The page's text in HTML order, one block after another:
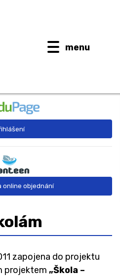
menu
online objednání
zapojena do projektu
projektem „Škola –